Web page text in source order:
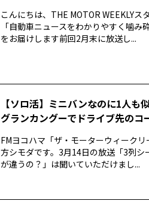
こんにちは、THE MOTOR WEEKLY
「自動車ニュースをわかりやすく噛み
をお届けします前回2月末に放送し...
【ソロ活】ミニバンなのに1人も
グランカングーでドライブ先のコ
FMヨコハマ「ザ・モーターウィーク
方シモダです。3月14日の放送「3列
が違うの？」は聞いていただけまし...